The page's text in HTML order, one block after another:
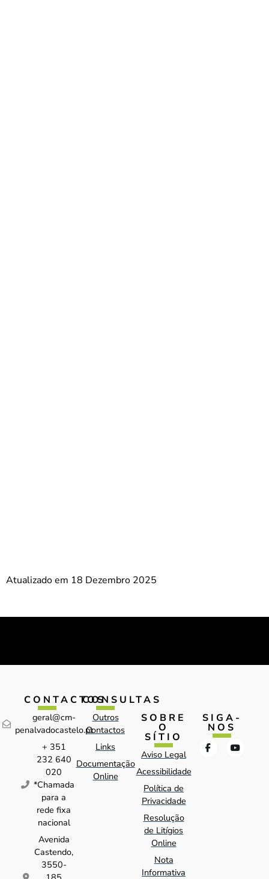
Atualizado em 18 Dezembro 2025
CONTACTOS
geral@cm-
penalvadocastelo.pt
+ 351
232 640
020
*Chamada
para a
rede fixa
nacional
Avenida
Castendo,
3550-
CONSULTAS
Outros
Contactos
Links
Documentação
Online
SOBRE
O
SÍTIO
Aviso Legal
Acessibilidade
Política de
Privacidade
Resolução
de Litígios
Online
Nota
Informativa
SIGA-
NOS